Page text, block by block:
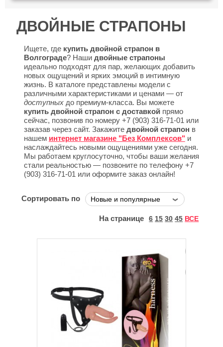
ДВОЙНЫЕ СТРАПОНЫ
Ищете, где купить двойной страпон в
Волгограде? Наши двойные страпоны
идеально подходят для пар, желающих добавить
новых ощущений и ярких эмоций в интимную
жизнь. В каталоге представлены модели с
различными характеристиками и ценами — от
доступныхдо премиум-класса. Вы можете
купить двойной страпон с доставкойпрямо
сейчас, позвонив по номеру +7 (903) 316-71-01 или
заказав через сайт. Закажите двойной страпон в
нашем интернет магазине "Без Комплексов" и
наслаждайтесь новыми ощущениями уже сегодня.
Мы работаем круглосуточно, чтобы ваши желания
стали реальностью — позвоните по телефону +7
(903) 316-71-01 или оформите заказ онлайн!
Сортировать по
На странице 6 15 30 45 ВСЕ